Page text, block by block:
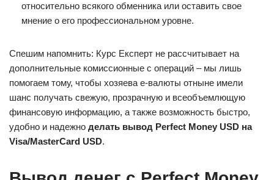
относительно всякого обменника или оставить свое
мнение о его профессиональном уровне.
Спешим напомнить: Курс Експерт не рассчитывает на
дополнительные комиссионные с операций – мы лишь
помогаем тому, чтобы хозяева е-валюты отныне имели
шанс получать свежую, прозрачную и всеобъемлющую
финансовую информацию, а также возможность быстро,
удобно и надежно делать вывод Perfect Money USD на
Visa/MasterCard USD.